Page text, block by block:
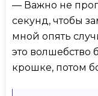
— Важно не
секунд, чтобы
мной опять
это волшебство
крошке, потом